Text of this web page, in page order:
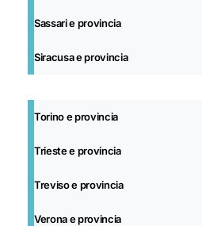
Sassari e provincia
Siracusa e provincia
Torino e provincia
Triestee provincia
Trevisoe provincia
Verona e provincia